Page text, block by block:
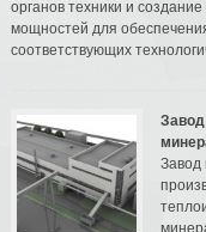
органов техники и
мощностей для
соответствующих
Завод